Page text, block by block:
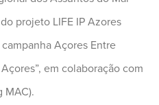
projeto LIFE IP Azores
Açores Entre
em colaboração com
MAC).